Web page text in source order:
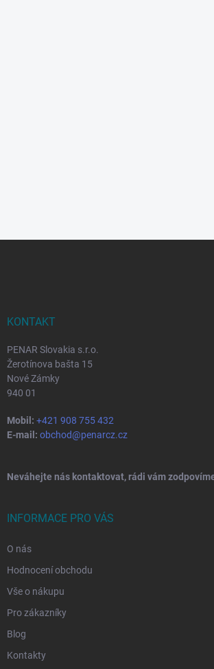
KONTAKT
PENAR Slovakia s.r.o.
Žerotínova bašta 15
Nové Zámky
940 01
Mobil: +421 908 755 432
E-mail: obchod@penarcz.cz
Neváhejte nás kontaktovat, rádi vám
INFORMACE PRO VÁS
O nás
Hodnocení obchodu
Vše o nákupu
Pro zákazníky
Blog
Kontakty